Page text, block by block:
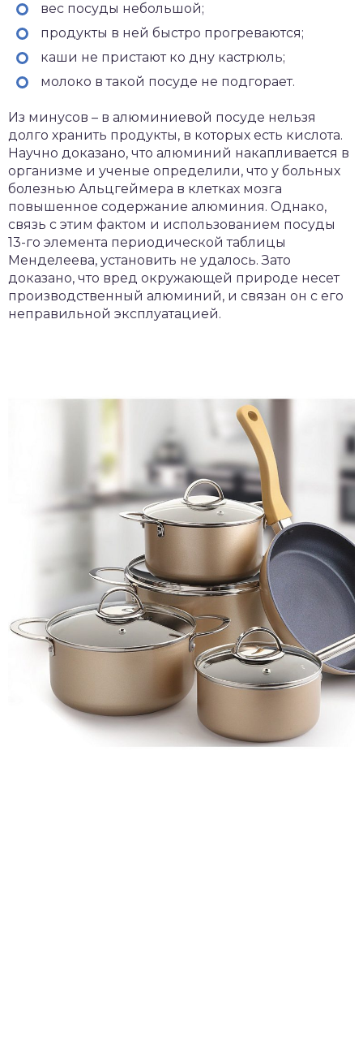
вес посуды небольшой;
продукты в ней быстро прогреваются;
каши не пристают ко дну кастрюль;
молоко в такой посуде не подгорает.
Из минусов – в алюминиевой посуде нельзя
долго хранить продукты, в которых есть кислота.
Научно доказано, что алюминий накапливается в
организме и ученые определили, что у больных
болезнью Альцгеймера в клетках мозга
повышенное содержание алюминия. Однако,
связь с этим фактом и использованием посуды
13-го элемента периодической таблицы
Менделеева, установить не удалось. Зато
доказано, что вред окружающей природе несет
производственный алюминий, и связан он с его
неправильной эксплуатацией.